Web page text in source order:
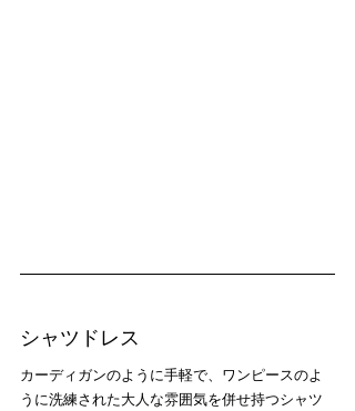
シャツドレス
カーディガンのように手軽で、ワンピースのよ
うに洗練された大人な雰囲気を併せ持つシャツ